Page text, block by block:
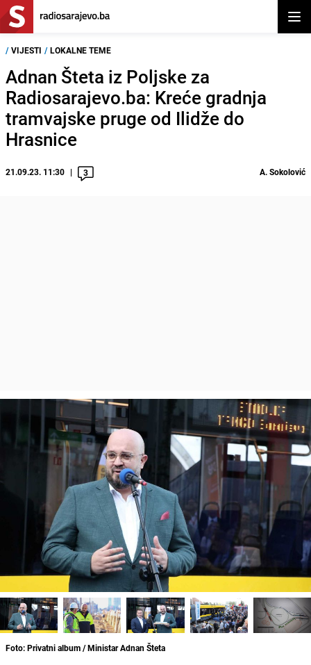
/ VIJESTI / LOKALNE TEME
Adnan Šteta iz Poljske za
Radiosarajevo.ba: Kreće gradnja
tramvajske pruge od Ilidže do
Hrasnice
21.09.23. 11:30 3 A. Sokolović
Foto: Privatni album / Ministar Adnan Šteta